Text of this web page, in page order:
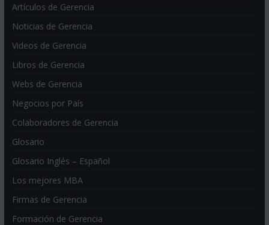
Artículos de Gerencia
Noticias de Gerencia
Videos de Gerencia
Libros de Gerencia
Webs de Gerencia
Negocios por País
Colaboradores de Gerencia
Glosario
Glosario Inglés – Español
Los mejores MBA
Firmas de Gerencia
Formación de Gerencia